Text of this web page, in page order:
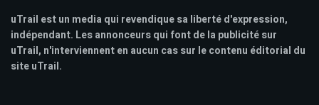
uTrail est un media qui revendique sa liberté d'expression,
indépendant. Les annonceurs qui font de la publicité sur
uTrail, n'interviennent en aucun cas sur le contenu éditorial du
site uTrail.